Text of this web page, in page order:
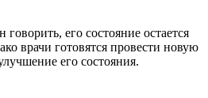
его состояние остается
врачи готовятся провести новую
его состояния.